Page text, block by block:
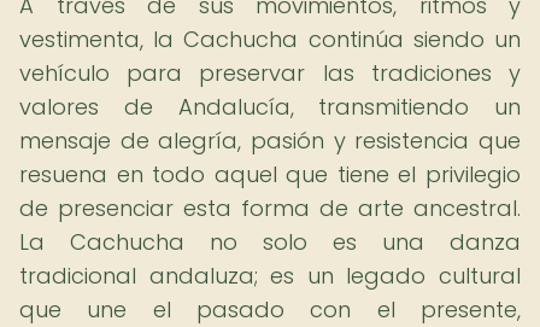
vestimenta, la Cachucha continúa siendo un
vehículo para preservar las tradiciones y
valores de Andalucía, transmitiendo un
mensaje de alegría, pasión y resistencia que
resuena en todo aquel que tiene el privilegio
de presenciar esta forma de arte ancestral.
La Cachucha no solo es una danza
tradicional andaluza; es un legado cultural
que une el pasado con el presente,